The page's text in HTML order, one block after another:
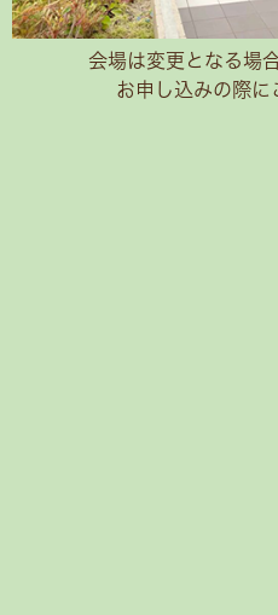
会場は変更となる場
お申し込みの際に